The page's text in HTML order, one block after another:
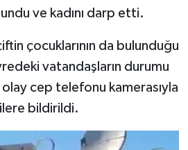
ve kadını darp etti.
çocuklarının da bulunduğu
vatandaşların durumu
cep telefonu kamerasıyla
bildirildi.